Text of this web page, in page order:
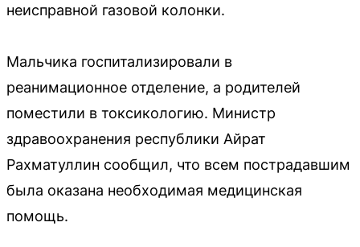
неисправной газовой колонки.
Мальчика госпитализировали в
реанимационное отделение, а родителей
поместили в токсикологию. Министр
здравоохранения республики Айрат
Рахматуллин сообщил, что всем пострадавшим
была оказана необходимая медицинская
помощь.